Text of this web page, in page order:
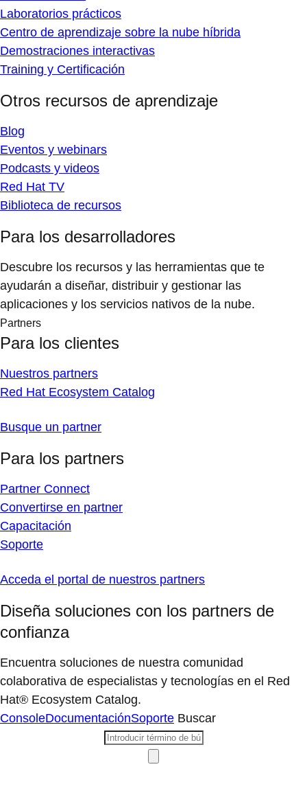
Laboratorios prácticos
Centro de aprendizaje sobre la nube híbrida
Demostraciones interactivas
Training y Certificación
Otros recursos de aprendizaje
Blog
Eventos y webinars
Podcasts y videos
Red Hat TV
Biblioteca de recursos
Para los desarrolladores
Descubre los recursos y las herramientas que te
ayudarán a diseñar, distribuir y gestionar las
aplicaciones y los servicios nativos de la nube.
Partners
Para los clientes
Nuestros partners
Red Hat Ecosystem Catalog
Busque un partner
Para los partners
Partner Connect
Convertirse en partner
Capacitación
Soporte
Acceda el portal de nuestros partners
Diseña soluciones con los partners de
confianza
Encuentra soluciones de nuestra comunidad
colaborativa de especialistas y tecnologías en el Red
Hat® Ecosystem Catalog.
ConsoleDocumentaciónSoporte Buscar